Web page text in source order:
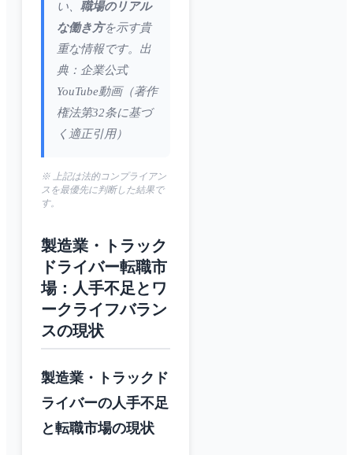
い、 職場のリアル
な働き方を示す貴
重な情報です。出
典：企業公式
YouTube動画（著作
権法第32条に基づ
く適正引用）
※ 上記は法的コンプライアン
スを最優先に判断した結果で
す。
製造業・トラック
ドライバー転職市
場：人手不足とワ
ークライフバラン
スの現状
製造業・トラックド
ライバーの人手不足
と転職市場の現状